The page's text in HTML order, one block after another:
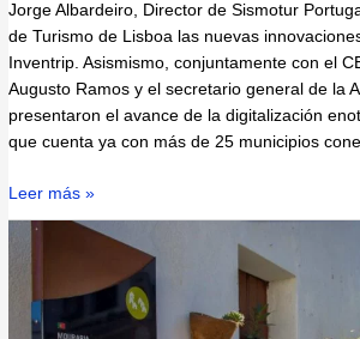
Jorge Albardeiro, Director de Sismotur
de Turismo de Lisboa las nuevas
Inventrip. Asismismo, conjuntamente con el
Augusto Ramos y el secretario general de la
presentaron el avance de la digitalización
que cuenta ya con más de 25 municipios
Leer más »
Vidigueira
nuevos